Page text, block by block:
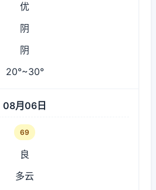
优
阴
阴
20°~30°
08月06日
69
良
多云